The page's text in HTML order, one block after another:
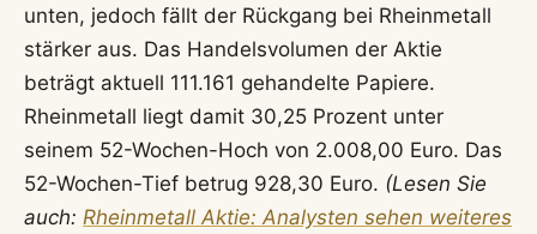
unten, jedoch fällt der Rückgang bei Rheinmetall
stärker aus. Das Handelsvolumen der Aktie
beträgt aktuell 111.161 gehandelte Papiere.
Rheinmetall liegt damit 30,25 Prozent unter
seinem 52-Wochen-Hoch von 2.008,00 Euro. Das
52-Wochen-Tief betrug 928,30 Euro. (Lesen Sie
auch: Rheinmetall Aktie: Analysten sehen weiteres